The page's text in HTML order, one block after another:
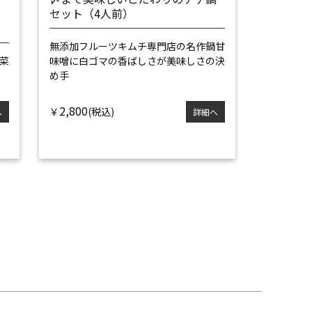
セット（4人前）
無添加フルーツキムチ専門店の名作鍋甘
味噌に白ゴマの香ばしさが美味しさの決
め手
￥ 2,800 詳細へ